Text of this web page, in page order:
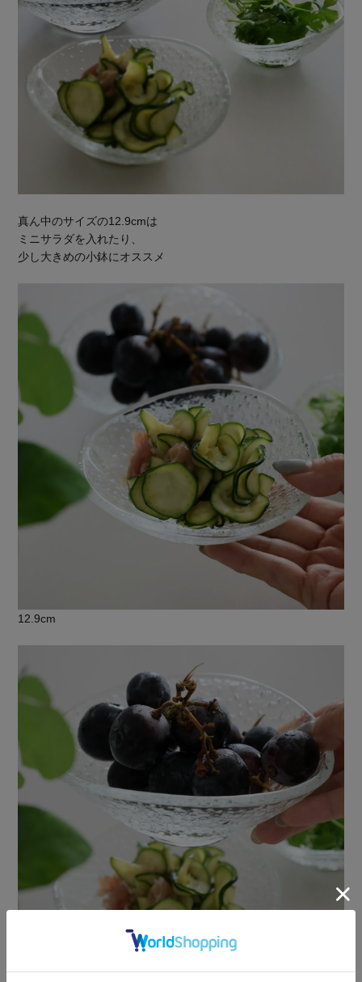
真ん中のサイズの12.9cmは
ミニサラダを入れたり、
少し大きめの小鉢にオススメ
12.9cm